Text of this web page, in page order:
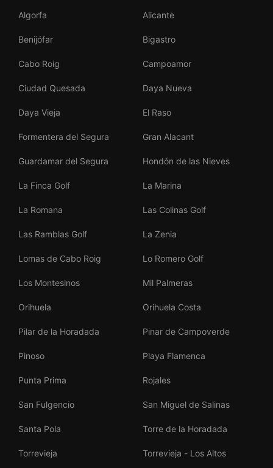
Algorfa Alicante
Benijófar Bigastro
Cabo Roig Campoamor
Ciudad Quesada Daya Nueva
Daya Vieja El Raso
Formentera del Segura Gran Alacant
Guardamar del Segura Hondón de las Nieves
La Finca Golf La Marina
La Romana Las Colinas Golf
Las Ramblas Golf La Zenia
Lomas de Cabo Roig Lo Romero Golf
Los Montesinos Mil Palmeras
Orihuela Orihuela Costa
Pilar de la Horadada Pinar de Campoverde
Pinoso Playa Flamenca
Punta Prima Rojales
San Fulgencio San Miguel de Salinas
Santa Pola Torre de la Horadada
Torrevieja Torrevieja - Los Altos